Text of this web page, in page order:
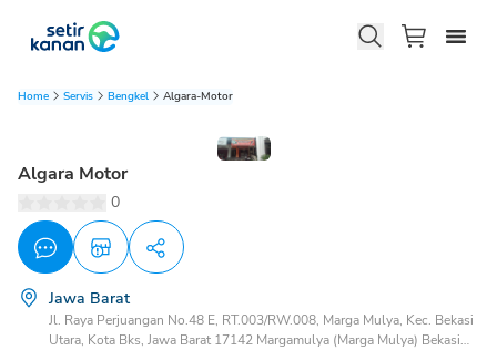
Home Servis Bengkel Algara-Motor
Algara Motor
0
Jawa Barat
Jl. Raya Perjuangan No.48 E, RT.003/RW.008, Marga Mulya, Kec. Bekasi
Utara, Kota Bks, Jawa Barat 17142 Margamulya (Marga Mulya) Bekasi